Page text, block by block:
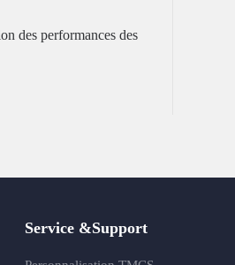
des performances des
Service &Support